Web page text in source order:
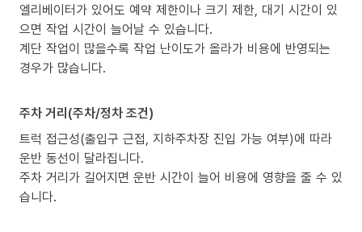
엘리베이터가 있어도 예약 제한이나 크기 제한, 대기 시간이 있
으면 작업 시간이 늘어날 수 있습니다.
계단 작업이 많을수록 작업 난이도가 올라가 비용에 반영되는
경우가 많습니다.
주차 거리(주차/정차 조건)
트럭 접근성(출입구 근접, 지하주차장 진입 가능 여부)에 따라
운반 동선이 달라집니다.
주차 거리가 길어지면 운반 시간이 늘어 비용에 영향을 줄 수 있
습니다.